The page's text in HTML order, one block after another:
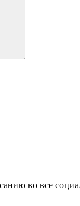
во все